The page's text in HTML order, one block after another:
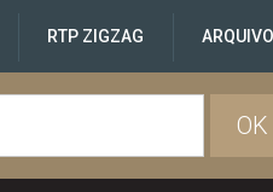
RTP ZIGZAG
OK